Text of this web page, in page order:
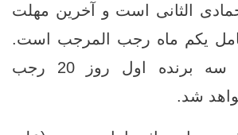
روز 15 جمادی الثانی است و آخرین مهلت
یکم ماه رجب المرجب است.
نتایج و اسامی سه برنده اول روز 20 رجب
شد.